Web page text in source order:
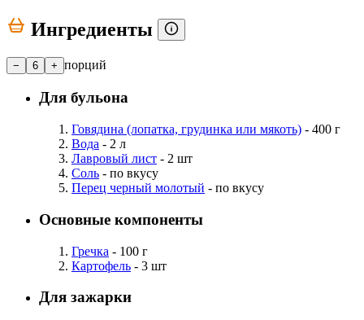
Ингредиенты
− 6 + порций
Для бульона
Говядина (лопатка, грудинка или мякоть) - 400 г
Вода - 2 л
Лавровый лист - 2 шт
Соль - по вкусу
Перец черный молотый - по вкусу
Основные компоненты
Гречка - 100 г
Картофель - 3 шт
Для зажарки